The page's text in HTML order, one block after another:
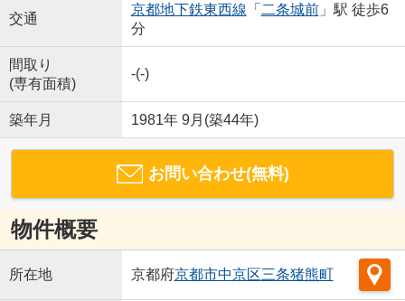
交通
京都地下鉄東西線 「 二条城前」駅 徒歩6
分
間取り
(専有面積)
-(-)
築年月 1981年 9月(築44年)
お問い合わせ(無料)
物件概要
所在地 京都府京都市中京区三条猪熊町